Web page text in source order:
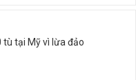
tù tại Mỹ vì lừa đảo